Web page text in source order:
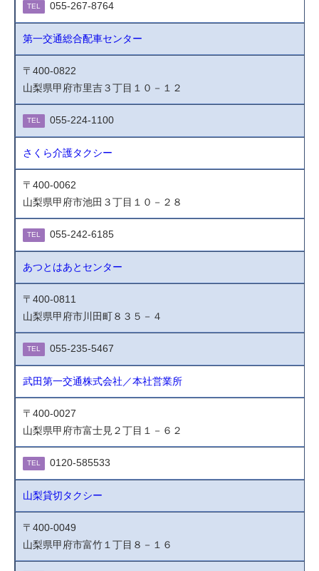
TEL 055-267-8764
第一交通総合配車センター
〒400-0822
山梨県甲府市里吉３丁目１０－１２
TEL 055-224-1100
さくら介護タクシー
〒400-0062
山梨県甲府市池田３丁目１０－２８
TEL 055-242-6185
あつとはあとセンター
〒400-0811
山梨県甲府市川田町８３５－４
TEL 055-235-5467
武田第一交通株式会社／本社営業所
〒400-0027
山梨県甲府市富士見２丁目１－６２
TEL 0120-585533
山梨貸切タクシー
〒400-0049
山梨県甲府市富竹１丁目８－１６